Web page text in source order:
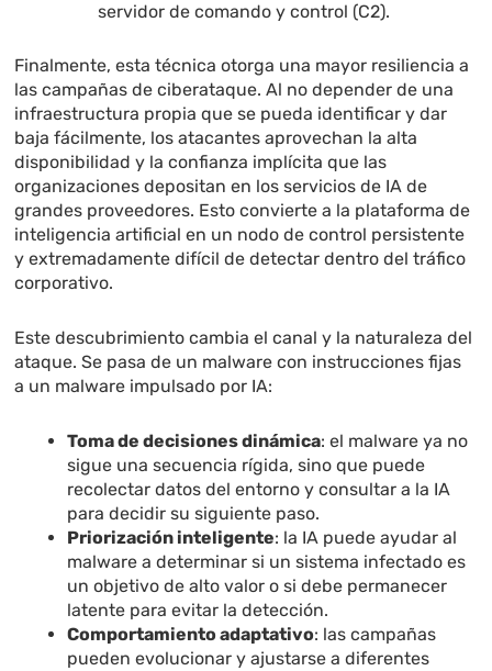
servidor de comando y control (C2).
Finalmente, esta técnica otorga una mayor resiliencia a
las campañas de ciberataque. Al no depender de una
infraestructura propia que se pueda identificar y dar
baja fácilmente, los atacantes aprovechan la alta
disponibilidad y la confianza implícita que las
organizaciones depositan en los servicios de IA de
grandes proveedores. Esto convierte a la plataforma de
inteligencia artificial en un nodo de control persistente
y extremadamente difícil de detectar dentro del tráfico
corporativo.
Este descubrimiento cambia el canal y la naturaleza del
ataque. Se pasa de un malware con instrucciones fijas
a un malware impulsado por IA:
Toma de decisiones dinámica: el malware ya no
sigue una secuencia rígida, sino que puede
recolectar datos del entorno y consultar a la IA
para decidir su siguiente paso.
Priorización inteligente: la IA puede ayudar al
malware a determinar si un sistema infectado es
un objetivo de alto valor o si debe permanecer
latente para evitar la detección.
Comportamiento adaptativo: las campañas
pueden evolucionar y ajustarse a diferentes